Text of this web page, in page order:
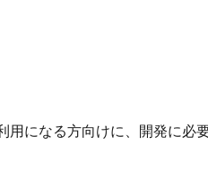
になる方向けに、開発に